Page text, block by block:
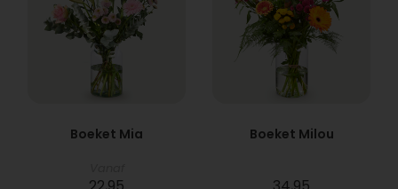
Boeket Mia Boeket Milou